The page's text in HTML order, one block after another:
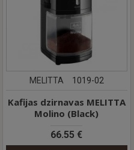
MELITTA 1019-02
Kafijas dzirnavas MELITTA
Molino (Black)
66.55 €